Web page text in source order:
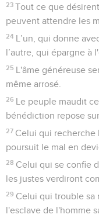
23 Tout ce que
peuvent attendre les
24 L’un, qui donne
l’autre, qui épargne à
25 L'âme généreuse
même arrosé.
26 Le peuple maudit
bénédiction repose
27 Celui qui recherche
poursuit le mal en
28 Celui qui se confie
les justes verdiront
29 Celui qui trouble sa
l'esclave de l'homme